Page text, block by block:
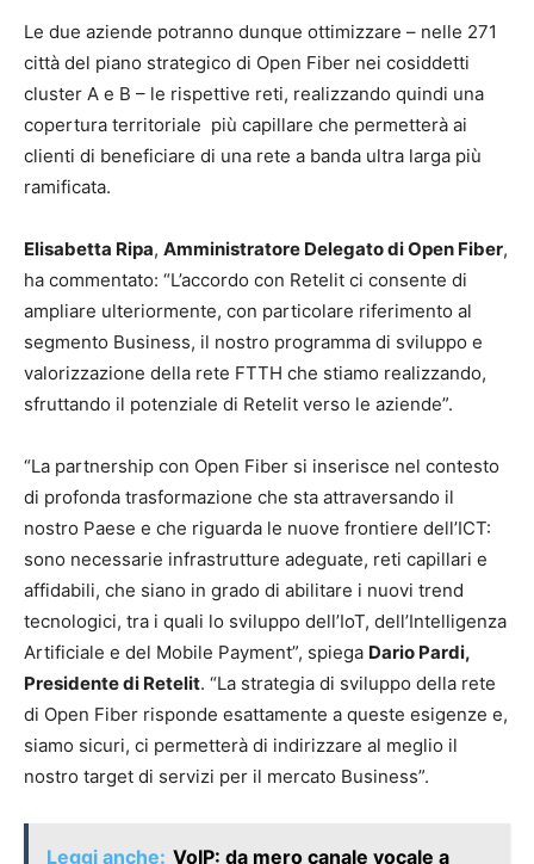
Le due aziende potranno dunque ottimizzare – nelle 271
città del piano strategico di Open Fiber nei cosiddetti
cluster A e B – le rispettive reti, realizzando quindi una
copertura territoriale più capillare che permetterà ai
clienti di beneficiare di una rete a banda ultra larga più
ramificata.
Elisabetta Ripa, Amministratore Delegato di Open Fiber,
ha commentato: “L’accordo con Retelit ci consente di
ampliare ulteriormente, con particolare riferimento al
segmento Business, il nostro programma di sviluppo e
valorizzazione della rete FTTH che stiamo realizzando,
sfruttando il potenziale di Retelit verso le aziende”.
“La partnership con Open Fiber si inserisce nel contesto
di profonda trasformazione che sta attraversando il
nostro Paese e che riguarda le nuove frontiere dell’ICT:
sono necessarie infrastrutture adeguate, reti capillari e
affidabili, che siano in grado di abilitare i nuovi trend
tecnologici, tra i quali lo sviluppo dell’IoT, dell’Intelligenza
Artificiale e del Mobile Payment”, spiega Dario Pardi,
Presidente di Retelit. “La strategia di sviluppo della rete
di Open Fiber risponde esattamente a queste esigenze e,
siamo sicuri, ci permetterà di indirizzare al meglio il
nostro target di servizi per il mercato Business”.
Leggi anche: VoIP: da mero canale vocale a